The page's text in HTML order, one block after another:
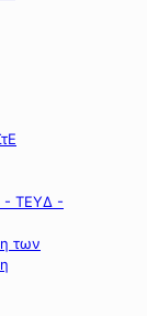
- ΤΕΥΔ -
των